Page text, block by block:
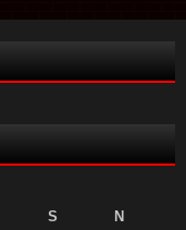
S
N